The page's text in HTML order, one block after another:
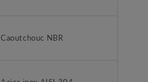
Caoutchouc NBR